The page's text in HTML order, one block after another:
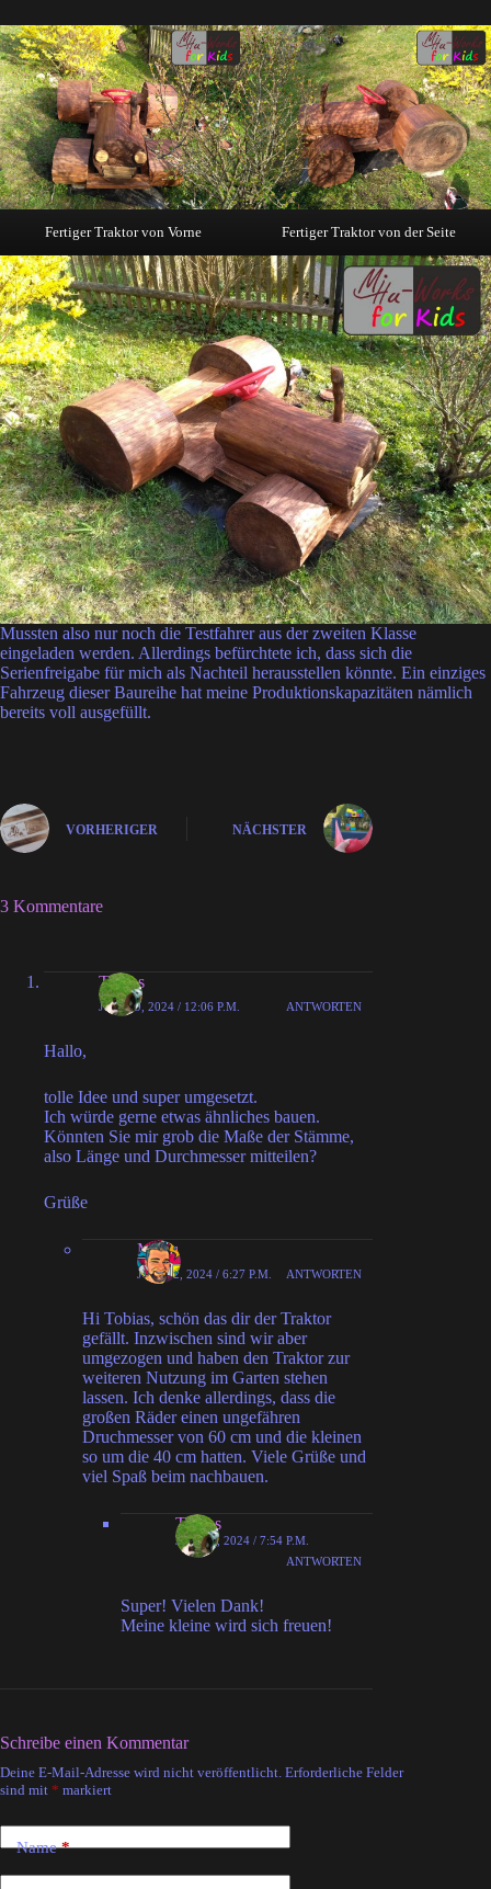
Fertiger Traktor von Vorne Fertiger Traktor von der Seite
Mussten also nur noch die Testfahrer aus der zweiten Klasse
eingeladen werden. Allerdings befürchtete ich, dass sich die
Serienfreigabe für mich als Nachteil herausstellen könnte. Ein einziges
Fahrzeug dieser Baureihe hat meine Produktionskapazitäten nämlich
bereits voll ausgefüllt.
VORHERIGER NÄCHSTER
3 Kommentare
Tobias
JUNI 19, 2024 / 12:06 P.M. ANTWORTEN
Hallo,
tolle Idee und super umgesetzt.
Ich würde gerne etwas ähnliches bauen.
Könnten Sie mir grob die Maße der Stämme,
also Länge und Durchmesser mitteilen?
Grüße
MiHu
JUNI 22, 2024 / 6:27 P.M. ANTWORTEN
Hi Tobias, schön das dir der Traktor
gefällt. Inzwischen sind wir aber
umgezogen und haben den Traktor zur
weiteren Nutzung im Garten stehen
lassen. Ich denke allerdings, dass die
großen Räder einen ungefähren
Druchmesser von 60 cm und die kleinen
so um die 40 cm hatten. Viele Grüße und
viel Spaß beim nachbauen.
Tobias
JULI 12, 2024 / 7:54 P.M.
ANTWORTEN
Super! Vielen Dank!
Meine kleine wird sich freuen!
Schreibe einen Kommentar
Deine E-Mail-Adresse wird nicht veröffentlicht. Erforderliche Felder
sind mit * markiert
Name*
A
l
r
n